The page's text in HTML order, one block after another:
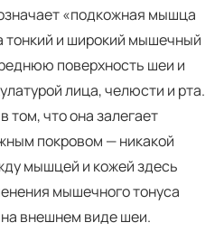
«подкожная мышца
тонкий и широкий мышечный
поверхность шеи и
лица, челюсти и рта.
том, что она залегает
покровом — никакой
мышцей и кожей здесь
мышечного тонуса
внешнем виде шеи.